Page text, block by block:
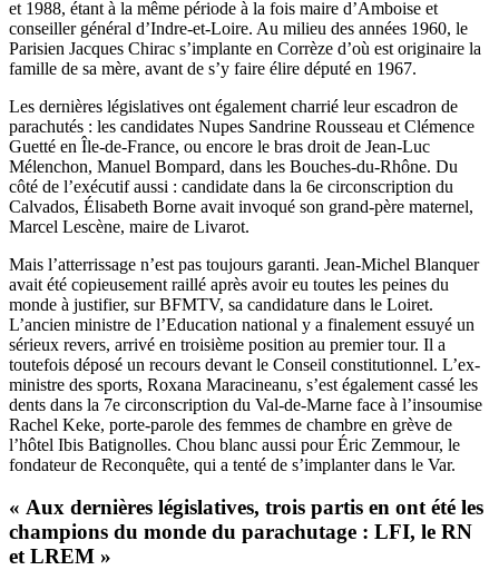
et 1988, étant à la même période à la fois maire d’Amboise et
conseiller général d’Indre-et-Loire. Au milieu des années 1960, le
Parisien Jacques Chirac s’implante en Corrèze d’où est originaire la
famille de sa mère, avant de s’y faire élire député en 1967.
Les dernières législatives ont également charrié leur escadron de
parachutés : les candidates Nupes Sandrine Rousseau et Clémence
Guetté en Île-de-France, ou encore le bras droit de Jean-Luc
Mélenchon, Manuel Bompard, dans les Bouches-du-Rhône. Du
côté de l’exécutif aussi : candidate dans la 6e circonscription du
Calvados, Élisabeth Borne avait invoqué son grand-père maternel,
Marcel Lescène, maire de Livarot.
Mais l’atterrissage n’est pas toujours garanti. Jean-Michel Blanquer
avait été copieusement raillé après avoir eu toutes les peines du
monde à justifier, sur BFMTV, sa candidature dans le Loiret.
L’ancien ministre de l’Education national y a finalement essuyé un
sérieux revers, arrivé en troisième position au premier tour. Il a
toutefois déposé un recours devant le Conseil constitutionnel. L’ex-
ministre des sports, Roxana Maracineanu, s’est également cassé les
dents dans la 7e circonscription du Val-de-Marne face à l’insoumise
Rachel Keke, porte-parole des femmes de chambre en grève de
l’hôtel Ibis Batignolles. Chou blanc aussi pour Éric Zemmour, le
fondateur de Reconquête, qui a tenté de s’implanter dans le Var.
« Aux dernières législatives, trois partis en ont été les
champions du monde du parachutage : LFI, le RN
et LREM »